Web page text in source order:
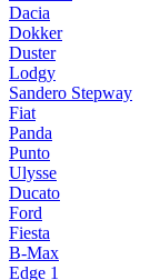
Dacia
Dokker
Duster
Lodgy
Sandero Stepway
Fiat
Panda
Punto
Ulysse
Ducato
Ford
Fiesta
B-Max
Edge 1